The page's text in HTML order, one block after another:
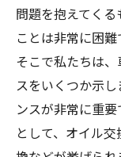
問題を抱えてく
ことは非常に困難
そこで私たちは
スをいくつか示
ンスが非常に重
として、オイル